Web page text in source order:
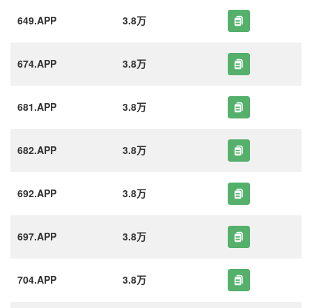
649.APP 3.8万
674.APP 3.8万
681.APP 3.8万
682.APP 3.8万
692.APP 3.8万
697.APP 3.8万
704.APP 3.8万